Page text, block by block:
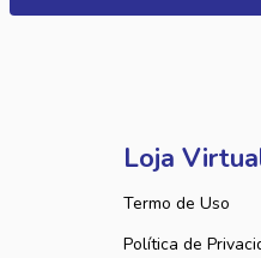
Loja
Termo de Uso
Política de